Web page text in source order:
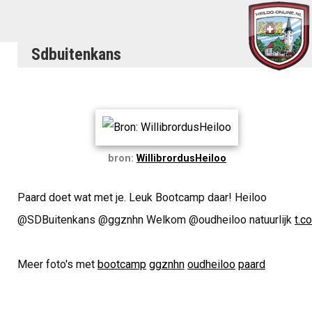
Sdbuitenkans
bron: WillibrordusHeiloo
Paard doet wat met je. Leuk Bootcamp daar! Heiloo
@SDBuitenkans @ggznhn Welkom @oudheiloo natuurlijk t.co
Meer foto's met bootcamp ggznhn oudheiloo paard